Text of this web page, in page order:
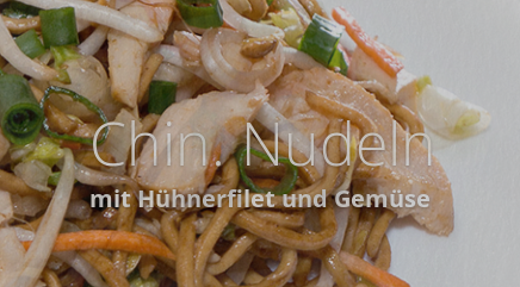
Chop-Suey Vegan
veg. mit Gemüse